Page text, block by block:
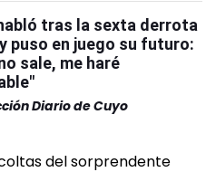
tras la sexta derrota
puso en juego su futuro:
sale, me haré
Diario de Cuyo
del sorprendente